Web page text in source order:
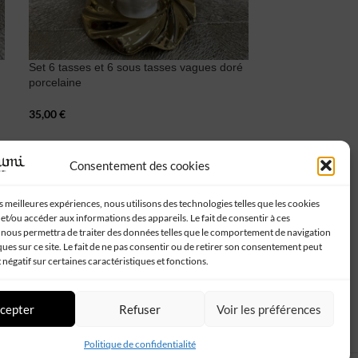
Consentement des cookies
meilleures expériences, nous utilisons des technologies telles que les cookies
ou accéder aux informations des appareils. Le fait de consentir à ces
permettra de traiter des données telles que le comportement de navigation
sur ce site. Le fait de ne pas consentir ou de retirer son consentement peut
sur certaines caractéristiques et fonctions.
Refuser Voir les préférences
Politique de confidentialité
Set 6 tasses et 6 sous tasses vagues doré
porcelaine
35,00€
10,00€ 8,00€
Suivez-nous :